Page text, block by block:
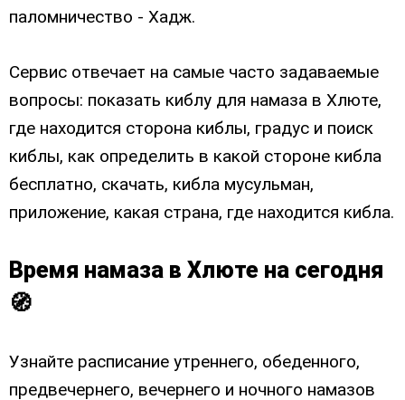
паломничество - Хадж.
Сервис отвечает на самые часто задаваемые
вопросы: показать киблу для намаза в Хлюте,
где находится сторона киблы, градус и поиск
киблы, как определить в какой стороне кибла
бесплатно, скачать, кибла мусульман,
приложение, какая страна, где находится кибла.
Время намаза в Хлюте на сегодня
🧭
Узнайте расписание утреннего, обеденного,
предвечернего, вечернего и ночного намазов